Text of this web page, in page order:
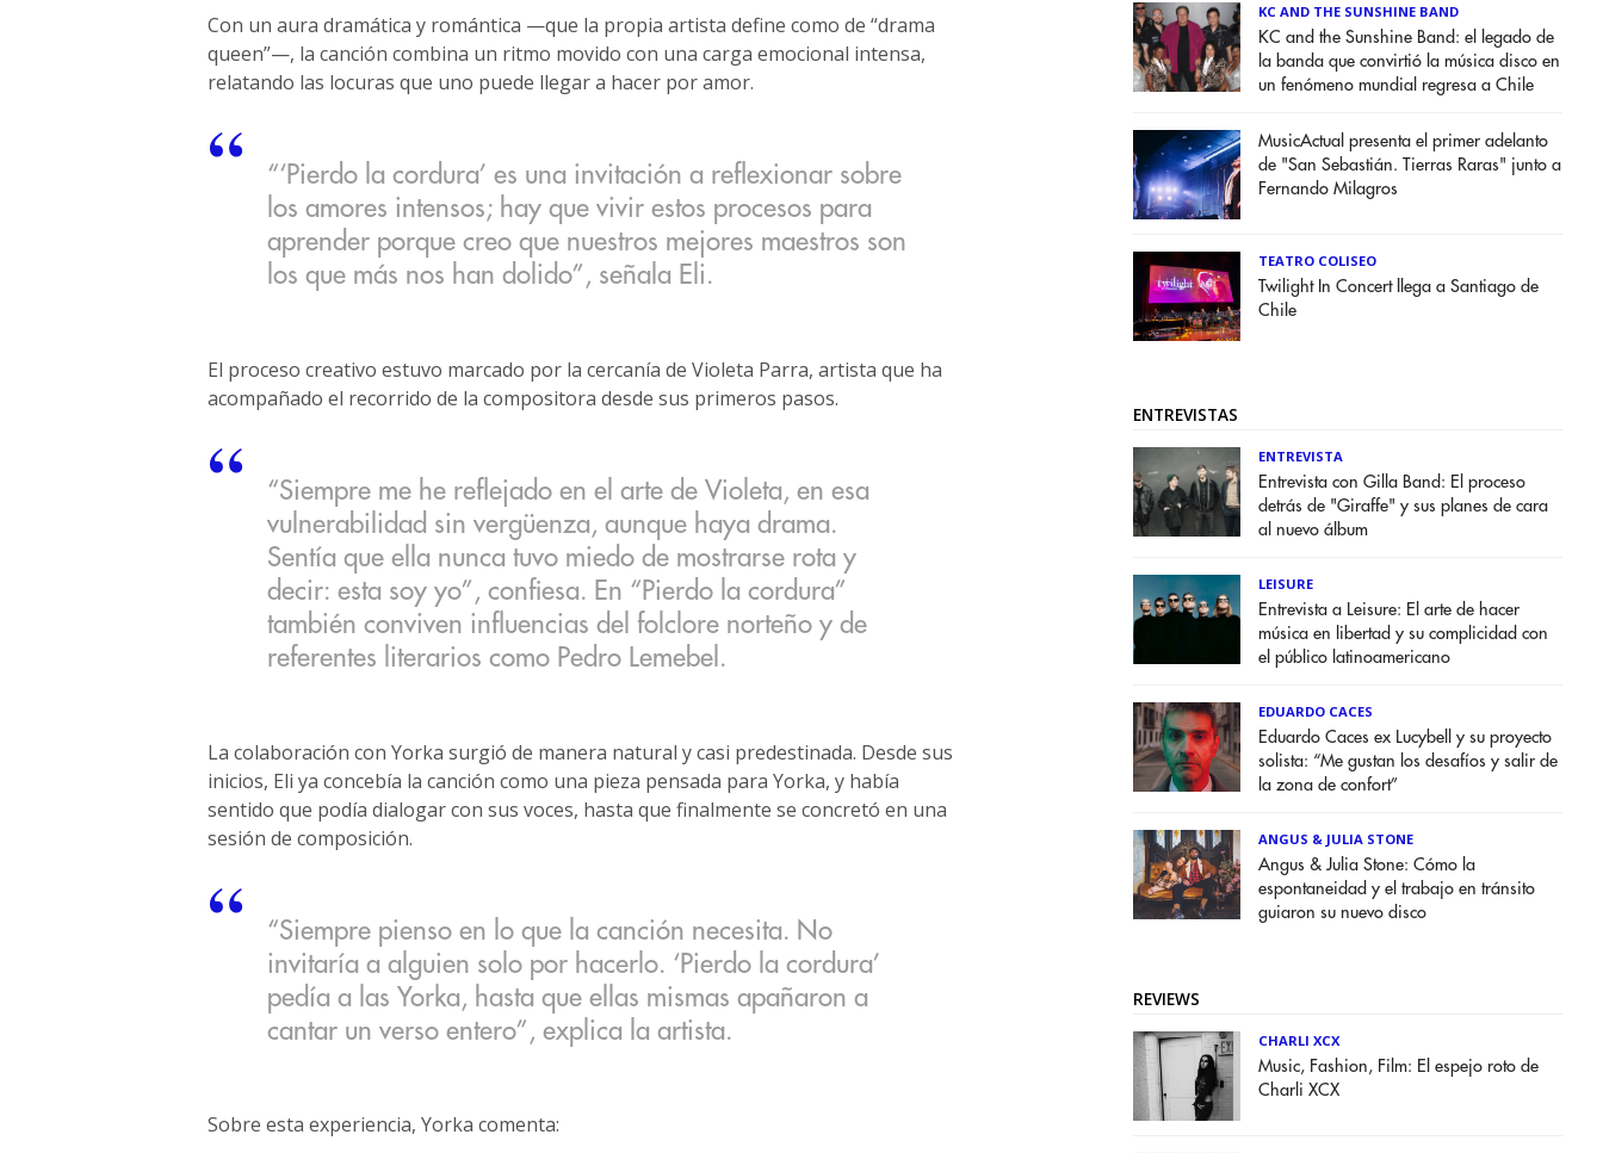
Con un aura dramática y romántica —que la propia artista define como de “drama
queen”—, la canción combina un ritmo movido con una carga emocional intensa,
relatando las locuras que uno puede llegar a hacer por amor.
“‘Pierdo la cordura’ es una invitación a reflexionar sobre
los amores intensos; hay que vivir estos procesos para
aprender porque creo que nuestros mejores maestros son
los que más nos han dolido”, señala Eli.
El proceso creativo estuvo marcado por la cercanía de Violeta Parra, artista que ha
acompañado el recorrido de la compositora desde sus primeros pasos.
“Siempre me he reflejado en el arte de Violeta, en esa
vulnerabilidad sin vergüenza, aunque haya drama.
Sentía que ella nunca tuvo miedo de mostrarse rota y
decir: esta soy yo”, confiesa. En “Pierdo la cordura”
también conviven influencias del folclore norteño y de
referentes literarios como Pedro Lemebel.
La colaboración con Yorka surgió de manera natural y casi predestinada. Desde sus
inicios, Eli ya concebía la canción como una pieza pensada para Yorka, y había
sentido que podía dialogar con sus voces, hasta que finalmente se concretó en una
sesión de composición.
“Siempre pienso en lo que la canción necesita. No
invitaría a alguien solo por hacerlo. ‘Pierdo la cordura’
pedía a las Yorka, hasta que ellas mismas apañaron a
cantar un verso entero”, explica la artista.
Sobre esta experiencia, Yorka comenta:
KC AND THE SUNSHINE BAND
KC and the Sunshine Band: el legado de
la banda que convirtió la música disco en
un fenómeno mundial regresa a Chile
MusicActual presenta el primer adelanto
de "San Sebastián. Tierras Raras" junto a
Fernando Milagros
TEATRO COLISEO
Twilight In Concert llega a Santiago de
Chile
ENTREVISTAS
ENTREVISTA
Entrevista con Gilla Band: El proceso
detrás de "Giraffe" y sus planes de cara
al nuevo álbum
LEISURE
Entrevista a Leisure: El arte de hacer
música en libertad y su complicidad con
el público latinoamericano
EDUARDO CACES
Eduardo Caces ex Lucybell y su proyecto
solista: “Me gustan los desafíos y salir de
la zona de confort”
ANGUS & JULIA STONE
Angus & Julia Stone: Cómo la
espontaneidad y el trabajo en tránsito
guiaron su nuevo disco
REVIEWS
CHARLI XCX
Music, Fashion, Film: El espejo roto de
Charli XCX